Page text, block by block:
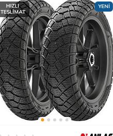
YENİ
HIZLI
TESLİMAT